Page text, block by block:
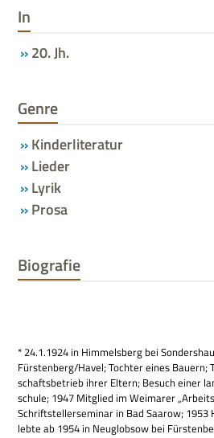
In
20. Jh.
Genre
Kinderliteratur
Lieder
Lyrik
Prosa
Biografie
* 24.1.1924 in Him­mels­berg bei
Fürstenberg/Havel; Toch­ter eines
schafts­be­trieb ihrer Eltern; Besuch einer
schule; 1947 Mit­glied im Wei­ma­rer
Schrift­stel­ler­se­mi­nar in Bad Saa­row; 1953
lebte ab 1954 in Neu­glob­sow bei